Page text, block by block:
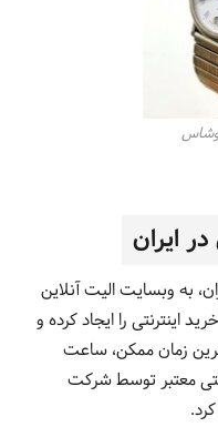
ایران
به وبسایت الیت آنلاین
اینترنتی را ایجاد کرده و
زمان ممکن، ساعت
معتبر توسط شرکت